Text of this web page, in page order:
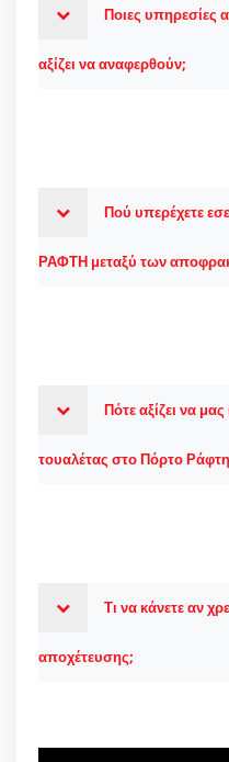
Ποιες
αξίζει να αναφερθούν;
Πού υπερέχετε
ΡΑΦΤΗ μεταξύ των
Πότε αξίζει να
τουαλέτας στο Πόρτο
Τι να κάνετε αν
αποχέτευσης;